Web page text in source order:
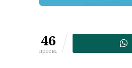
46
просм.